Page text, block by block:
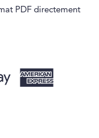
PDF directement